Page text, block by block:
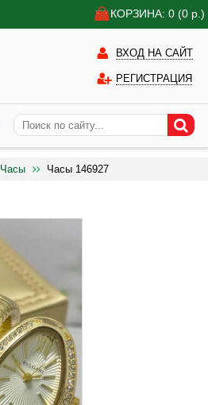
КОРЗИНА: 0 (0 р.)
ВХОД НА САЙТ
РЕГИСТРАЦИЯ
Часы Часы 146927